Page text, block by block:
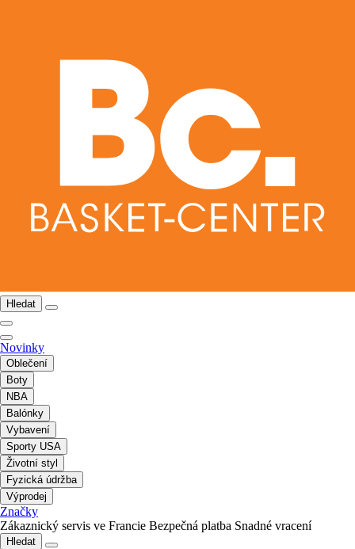
Hledat
Novinky
Oblečení
Boty
NBA
Balónky
Vybavení
Sporty USA
Životní styl
Fyzická údržba
Výprodej
Značky
Zákaznický servis ve Francie Bezpečná platba Snadné vracení
Hledat